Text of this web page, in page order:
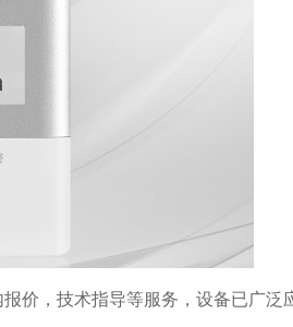
价，技术指导等服务，设备已广泛